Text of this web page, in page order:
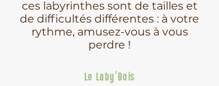
ces labyrinthes sont de tailles et
de difficultés différentes : à votre
rythme, amusez-vous à vous
perdre !
Le Laby'Bois